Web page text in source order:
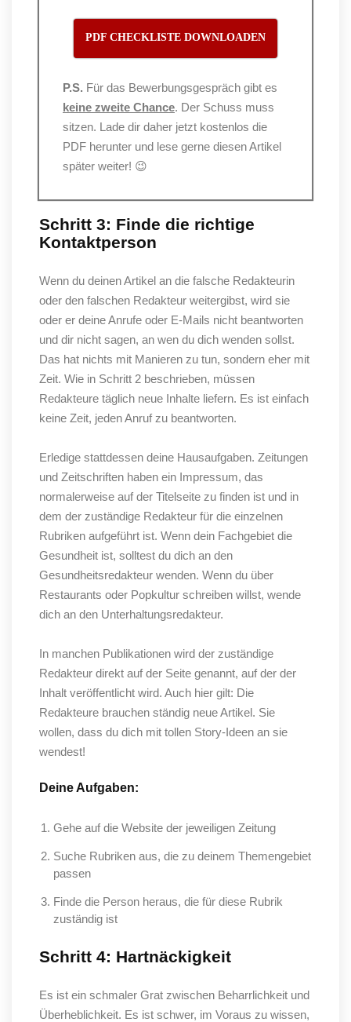
PDF CHECKLISTE DOWNLOADEN
P.S. Für das Bewerbungsgespräch gibt es
keine zweite Chance. Der Schuss muss
sitzen. Lade dir daher jetzt kostenlos die
PDF herunter und lese gerne diesen Artikel
später weiter! 😉
Schritt 3: Finde die richtige
Kontaktperson
Wenn du deinen Artikel an die falsche Redakteurin
oder den falschen Redakteur weitergibst, wird sie
oder er deine Anrufe oder E-Mails nicht beantworten
und dir nicht sagen, an wen du dich wenden sollst.
Das hat nichts mit Manieren zu tun, sondern eher mit
Zeit. Wie in Schritt 2 beschrieben, müssen
Redakteure täglich neue Inhalte liefern. Es ist einfach
keine Zeit, jeden Anruf zu beantworten.
Erledige stattdessen deine Hausaufgaben. Zeitungen
und Zeitschriften haben ein Impressum, das
normalerweise auf der Titelseite zu finden ist und in
dem der zuständige Redakteur für die einzelnen
Rubriken aufgeführt ist. Wenn dein Fachgebiet die
Gesundheit ist, solltest du dich an den
Gesundheitsredakteur wenden. Wenn du über
Restaurants oder Popkultur schreiben willst, wende
dich an den Unterhaltungsredakteur.
In manchen Publikationen wird der zuständige
Redakteur direkt auf der Seite genannt, auf der der
Inhalt veröffentlicht wird. Auch hier gilt: Die
Redakteure brauchen ständig neue Artikel. Sie
wollen, dass du dich mit tollen Story-Ideen an sie
wendest!
Deine Aufgaben:
Gehe auf die Website der jeweiligen Zeitung
Suche Rubriken aus, die zu deinem Themengebiet
passen
Finde die Person heraus, die für diese Rubrik
zuständig ist
Schritt 4: Hartnäckigkeit
Es ist ein schmaler Grat zwischen Beharrlichkeit und
Überheblichkeit. Es ist schwer, im Voraus zu wissen,